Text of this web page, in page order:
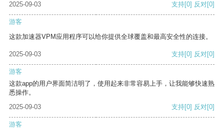
2025-09-03 支持[0] 反对[0]
游客
这款加速器VPM应用程序可以给你提供全球覆盖和最高安全性的连接。
2025-09-03 支持[0] 反对[0]
游客
这款app的用户界面简洁明了，使用起来非常容易上手，让我能够快速熟
悉操作。
2025-09-03
支持[0] 反对[0]
游客